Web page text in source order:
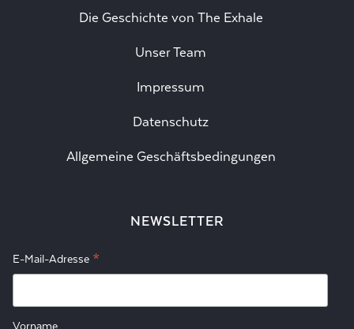
Die Geschichte von The Exhale
Unser Team
Impressum
Datenschutz
Allgemeine Geschäftsbedingungen
NEWSLETTER
E-Mail-Adresse *
Vorname